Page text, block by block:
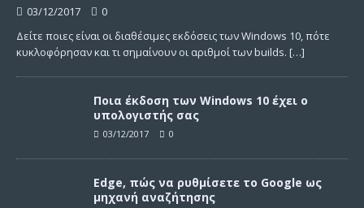
03/12/2017
0
Δείτε ποιες είναι οι διαθέσιμες εκδόσεις των Windows 10, πότε
κυκλοφόρησαν και τι σημαίνουν οι αριθμοί των builds. […]
Ποια έκδοση των Windows 10 έχει ο
υπολογιστής σας
03/12/2017 0
Edge, πώς να ρυθμίσετε το Google ως
μηχανή αναζήτησης